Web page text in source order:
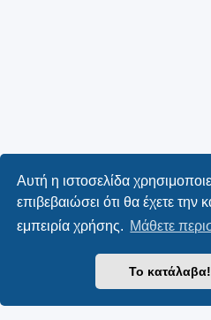
Αυτή η ιστοσελίδα
επιβεβαιώσει ότι θα έχετε την
εμπειρία χρήσης. Μάθετε
Το κατάλαβα!